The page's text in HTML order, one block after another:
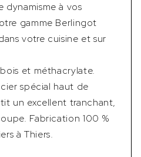
à vos
gamme Berlingot
votre cuisine et sur
et méthacrylate.
spécial haut de
un excellent tranchant,
Fabrication 100 %
à Thiers.